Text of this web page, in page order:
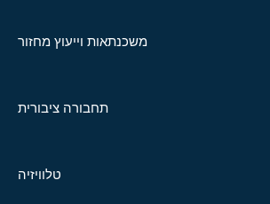
משכנתאות וייעוץ מחזור
תחבורה ציבורית
טלוויזיה